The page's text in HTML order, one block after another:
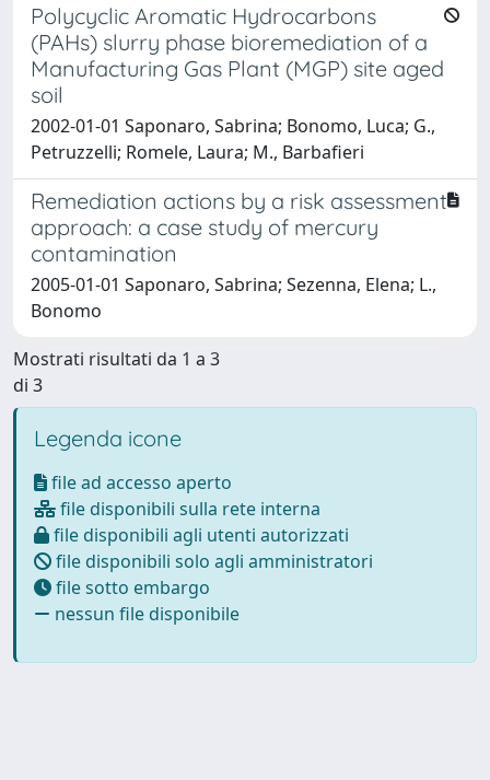
Polycyclic Aromatic Hydrocarbons
(PAHs) slurry phase bioremediation of a
Manufacturing Gas Plant (MGP) site aged
soil
2002-01-01 Saponaro, Sabrina; Bonomo, Luca; G.,
Petruzzelli; Romele, Laura; M., Barbafieri
Remediation actions by a risk assessment
approach: a case study of mercury
contamination
2005-01-01 Saponaro, Sabrina; Sezenna, Elena; L.,
Bonomo
Mostrati risultati da 1 a 3
di 3
Legenda icone
file ad accesso aperto
file disponibili sulla rete interna
file disponibili agli utenti autorizzati
file disponibili solo agli amministratori
file sotto embargo
nessun file disponibile